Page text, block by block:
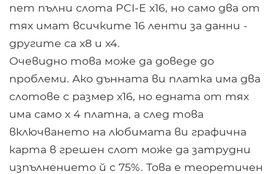
пет пълни слота PCI-E x16, но само два от
тях имат всичките 16 ленти за данни -
другите са x8 и x4.
Очевидно това може да доведе до
проблеми. Ако дънната ви платка има два
слотове с размер x16, но едната от тях
има само х 4 платна, а след това
включването на любимата ви графична
карта в грешен слот може да затрудни
изпълнението й с 75%. Това е теоретичен